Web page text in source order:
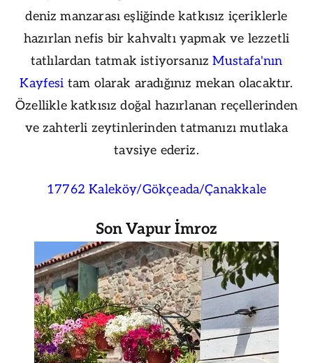
deniz manzarası eşliğinde katkısız içeriklerle
hazırlan nefis bir kahvaltı yapmak ve lezzetli
tatlılardan tatmak istiyorsanızMustafa'nın
Kayfesi tam olarak aradığınız mekan olacaktır.
Özellikle katkısız doğal hazırlanan reçellerinden
ve zahterli zeytinlerinden tatmanızı mutlaka
tavsiye ederiz.
17762 Kaleköy/Gökçeada/Çanakkale
Son Vapur İmroz